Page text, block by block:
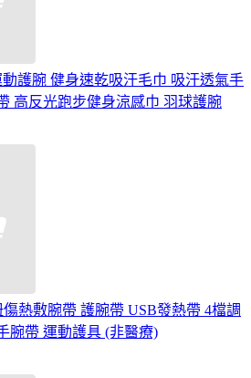
護腕 健身速乾吸汗毛巾 吸汗透氣手
高反光跑步健身涼感巾 羽球護腕
傷熱敷腕帶 護腕帶 USB發熱帶 4檔調
腕帶 運動護具 (非醫療)